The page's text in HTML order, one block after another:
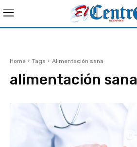
Home Tags Alimentación sana
alimentación sana